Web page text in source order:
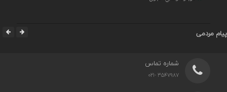
پیام مردمی
شماره تماس
3547987 -021